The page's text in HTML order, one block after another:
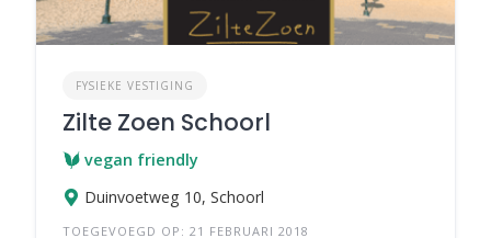
FYSIEKE VESTIGING
Zilte Zoen Schoorl
vegan friendly
Duinvoetweg 10, Schoorl
TOEGEVOEGD OP: 21 FEBRUARI 2018